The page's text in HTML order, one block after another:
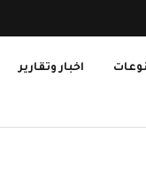
اخبار وتقارير